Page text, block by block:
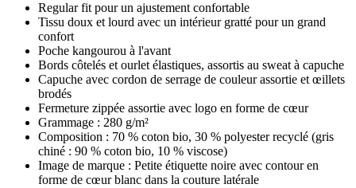
Regular fit pour un ajustement confortable
Tissu doux et lourd avec un intérieur gratté pour un grand
confort
Poche kangourou à l'avant
Bords côtelés et ourlet élastiques, assortis au sweat à capuche
Capuche avec cordon de serrage de couleur assortie et œillets
brodés
Fermeture zippée assortie avec logo en forme de cœur
Grammage : 280 g/m²
Composition : 70 % coton bio, 30 % polyester recyclé (gris
chiné : 90 % coton bio, 10 % viscose)
Image de marque : Petite étiquette noire avec contour en
forme de cœur blanc dans la couture latérale